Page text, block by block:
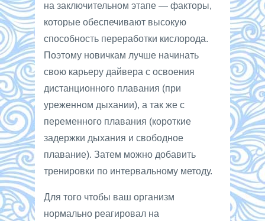
на заключительном этапе — факторы,
которые обеспечивают высокую
способность переработки кислорода.
Поэтому новичкам лучше начинать
свою карьеру дайвера с освоения
дистанционного плавания (при
уреженном дыхании), а так же с
переменного плавания (короткие
задержки дыхания и свободное
плавание). Затем можно добавить
тренировки по интервальному методу.
Для того чтобы ваш организм
нормально реагировал на